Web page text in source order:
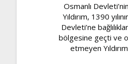
Osmanlı
Yıldırım, 1390
Devleti’ne
bölgesine geçti ve
etmeyen